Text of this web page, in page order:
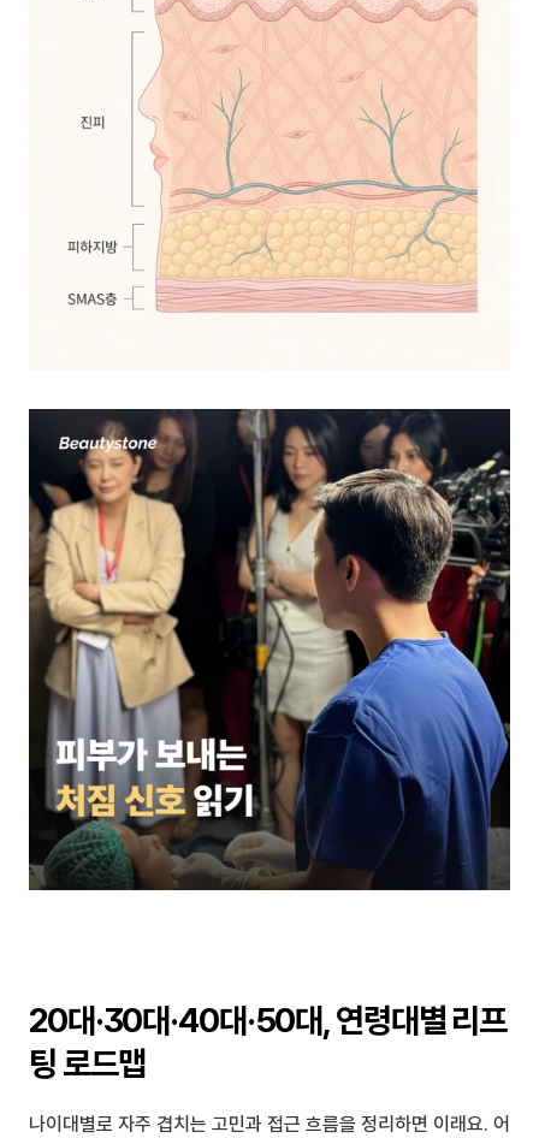
20대·30대·40대·50대, 연령대별 리프
팅 로드맵
나이대별로 자주 겹치는 고민과 접근 흐름을 정리하면 이래요. 어